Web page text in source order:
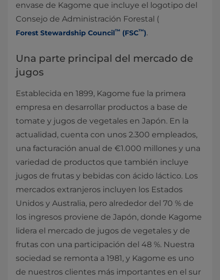
envase de Kagome que incluye el logotipo del
Consejo de Administración Forestal (
Forest Stewardship Council™ (FSC™).
Una parte principal del mercado de
jugos
Establecida en 1899, Kagome fue la primera
empresa en desarrollar productos a base de
tomate y jugos de vegetales en Japón. En la
actualidad, cuenta con unos 2.300 empleados,
una facturación anual de €1.000 millones y una
variedad de productos que también incluye
jugos de frutas y bebidas con ácido láctico. Los
mercados extranjeros incluyen los Estados
Unidos y Australia, pero alrededor del 70 % de
los ingresos proviene de Japón, donde Kagome
lidera el mercado de jugos de vegetales y de
frutas con una participación del 48 %. Nuestra
sociedad se remonta a 1981, y Kagome es uno
de nuestros clientes más importantes en el sur